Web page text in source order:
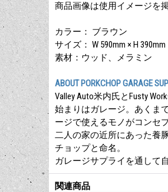
商品画像は使用イメージを
カラー： ブラウン
サイズ： W 590mm × H 390mm
素材：ウッド、メラミン
ABOUT PORKCHOP GARAGE
Valley Auto米内氏とFusty
始まりはガレージ。あくま
ージで使えるモノがコンセプ
二人の家の近所にあった養
チョップと命名。
ガレージサプライを通して
関連商品